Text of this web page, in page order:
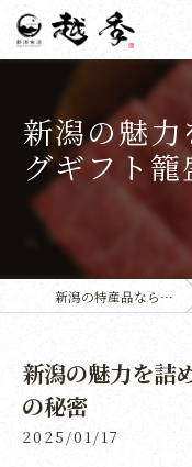
新潟の魅力
グギフト
新潟の特産品なら株式会社越季
新潟の魅力を詰
の秘密
2025/01/17